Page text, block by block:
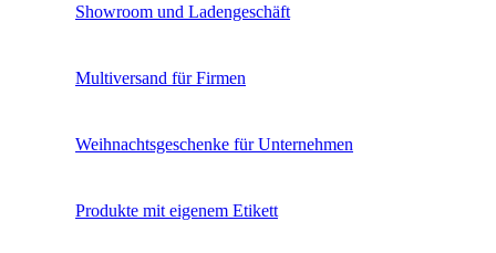
Showroom und Ladengeschäft
Multiversand für Firmen
Weihnachtsgeschenke für Unternehmen
Produkte mit eigenem Etikett